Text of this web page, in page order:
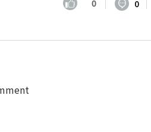
0 0